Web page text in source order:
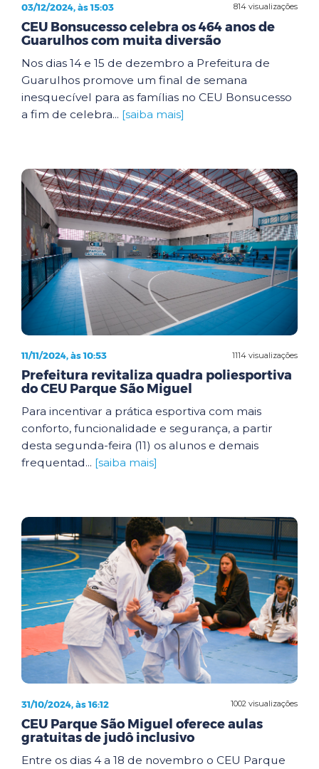
814 visualizações
03/12/2024, às 15:03
CEU Bonsucesso celebra os 464 anos de
Guarulhos com muita diversão
Nos dias 14 e 15 de dezembro a Prefeitura de
Guarulhos promove um final de semana
inesquecível para as famílias no CEU Bonsucesso
a fim de celebra... [saiba mais]
1114 visualizações
11/11/2024, às 10:53
Prefeitura revitaliza quadra poliesportiva
do CEU Parque São Miguel
Para incentivar a prática esportiva com mais
conforto, funcionalidade e segurança, a partir
desta segunda-feira (11) os alunos e demais
frequentad... [saiba mais]
1002 visualizações
31/10/2024, às 16:12
CEU Parque São Miguel oferece aulas
gratuitas de judô inclusivo
Entre os dias 4 a 18 de novembro o CEU Parque